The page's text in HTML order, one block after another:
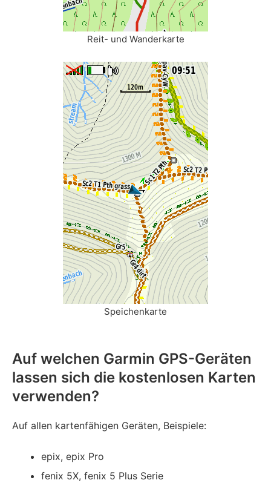
Reit- und Wanderkarte
Speichenkarte
Auf welchen Garmin GPS-Geräten
lassen sich die kostenlosen Karten
verwenden?
Auf allen kartenfähigen Geräten, Beispiele:
epix, epix Pro
fenix 5X, fenix 5 Plus Serie